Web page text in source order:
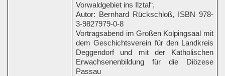
Vorwaldgebiet ins Ilztal“,
Autor: Bernhard Rückschloß, ISBN 978-
3-9827979-0-8
Vortragsabend im Großen Kolpingsaal mit
dem Geschichtsverein für den Landkreis
Deggendorf und mit der Katholischen
Erwachsenenbildung für die Diözese
Passau